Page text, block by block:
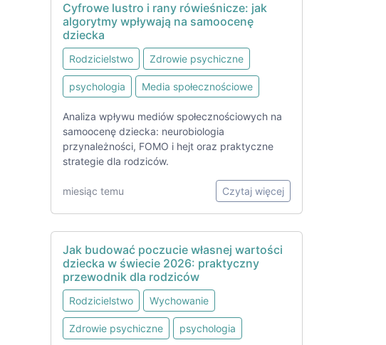
Cyfrowe lustro i rany rówieśnicze: jak
algorytmy wpływają na samoocenę
dziecka
Rodzicielstwo Zdrowie psychiczne
psychologia Media społecznościowe
Analiza wpływu mediów społecznościowych na
samoocenę dziecka: neurobiologia
przynależności, FOMO i hejt oraz praktyczne
strategie dla rodziców.
miesiąc temu Czytaj więcej
Jak budować poczucie własnej wartości
dziecka w świecie 2026: praktyczny
przewodnik dla rodziców
Rodzicielstwo Wychowanie
Zdrowie psychiczne psychologia